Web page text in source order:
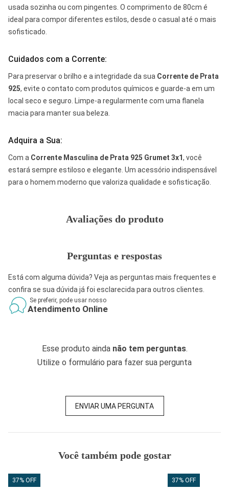
usada sozinha ou com pingentes. O comprimento de 80cm é
ideal para compor diferentes estilos, desde o casual até o mais
sofisticado.
Cuidados com a Corrente:
Para preservar o brilho e a integridade da sua Corrente de Prata
925, evite o contato com produtos químicos e guarde-a em um
local seco e seguro. Limpe-a regularmente com uma flanela
macia para manter sua beleza.
Adquira a Sua:
Com a Corrente Masculina de Prata 925 Grumet 3x1, você
estará sempre estiloso e elegante. Um acessório indispensável
para o homem moderno que valoriza qualidade e sofisticação.
Avaliações do produto
Perguntas e respostas
Está com alguma dúvida? Veja as perguntas mais frequentes e
confira se sua dúvida já foi esclarecida para outros clientes.
Se preferir, pode usar nosso
Atendimento Online
Esse produto ainda não tem perguntas.
Utilize o formulário para fazer sua pergunta
ENVIAR UMA PERGUNTA
Você também pode gostar
37% OFF 37% OFF